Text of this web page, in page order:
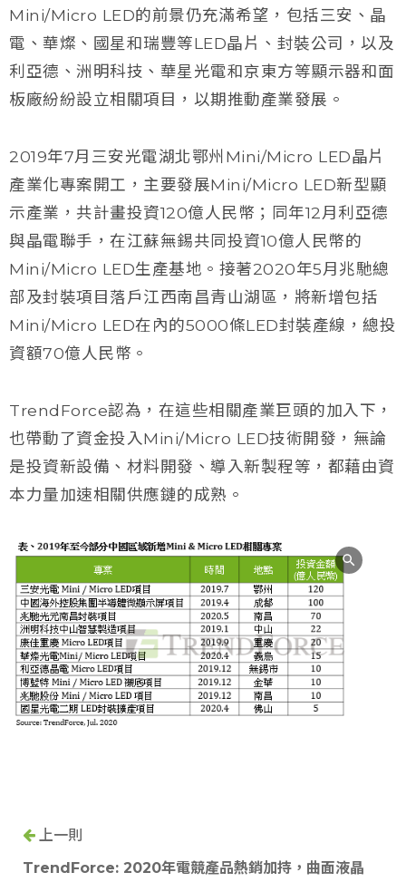
Mini/Micro LED的前景仍充滿希望，包括三安、晶
電、華燦、國星和瑞豐等LED晶片、封裝公司，以及
利亞德、洲明科技、華星光電和京東方等顯示器和面
板廠紛紛設立相關項目，以期推動產業發展。
2019年7月三安光電湖北鄂州Mini/Micro LED晶片
產業化專案開工，主要發展Mini/Micro LED新型顯
示產業，共計畫投資120億人民幣；同年12月利亞德
與晶電聯手，在江蘇無錫共同投資10億人民幣的
Mini/Micro LED生產基地。接著2020年5月兆馳總
部及封裝項目落戶江西南昌青山湖區，將新增包括
Mini/Micro LED在內的5000條LED封裝產線，總投
資額70億人民幣。
TrendForce認為，在這些相關產業巨頭的加入下，
也帶動了資金投入Mini/Micro LED技術開發，無論
是投資新設備、材料開發、導入新製程等，都藉由資
本力量加速相關供應鏈的成熟。
上一則
TrendForce: 2020年電競產品熱銷加持，曲面液晶